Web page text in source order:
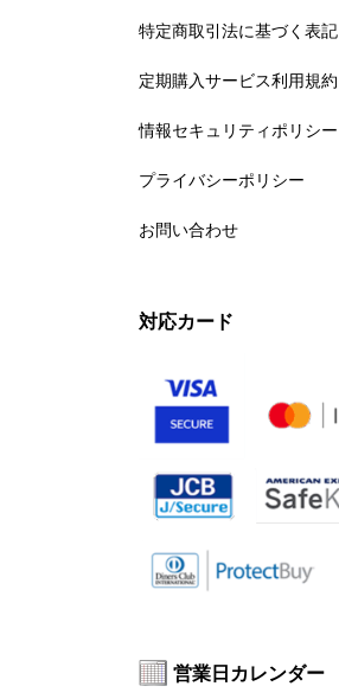
特定商取引法に基づく表記
定期購入サービス利用規約
情報セキュリティポリシー
プライバシーポリシー
お問い合わせ
対応カード
営業日カレンダー